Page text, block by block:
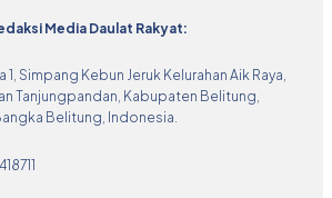
Media Daulat Rakyat:
1, Simpang Kebun Jeruk Kelurahan Aik Raya,
Tanjungpandan, Kabupaten Belitung,
Belitung, Indonesia.